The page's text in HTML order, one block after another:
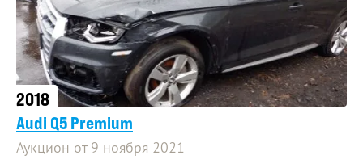
2018
Audi Q5 Premium
Аукцион от 9 ноября 2021